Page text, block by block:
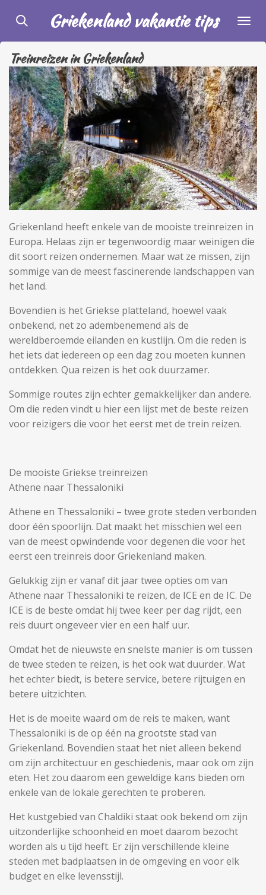
direct
naar
de
hoofdinhoud
Griekenland vakantie tips
Treinreizen in Griekenland
Griekenland heeft enkele van de mooiste treinreizen in
Europa. Helaas zijn er tegenwoordig maar weinigen die
dit soort reizen ondernemen. Maar wat ze missen, zijn
sommige van de meest fascinerende landschappen van
het land.
Bovendien is het Griekse platteland, hoewel vaak
onbekend, net zo adembenemend als de
wereldberoemde eilanden en kustlijn. Om die reden is
het iets dat iedereen op een dag zou moeten kunnen
ontdekken. Qua reizen is het ook duurzamer.
Sommige routes zijn echter gemakkelijker dan andere.
Om die reden vindt u hier een lijst met de beste reizen
voor reizigers die voor het eerst met de trein reizen.
De mooiste Griekse treinreizen
Athene naar Thessaloniki
Athene en Thessaloniki – twee grote steden verbonden
door één spoorlijn. Dat maakt het misschien wel een
van de meest opwindende voor degenen die voor het
eerst een treinreis door Griekenland maken.
Gelukkig zijn er vanaf dit jaar twee opties om van
Athene naar Thessaloniki te reizen, de ICE en de IC. De
ICE is de beste omdat hij twee keer per dag rijdt, een
reis duurt ongeveer vier en een half uur.
Omdat het de nieuwste en snelste manier is om tussen
de twee steden te reizen, is het ook wat duurder. Wat
het echter biedt, is betere service, betere rijtuigen en
betere uitzichten.
Het is de moeite waard om de reis te maken, want
Thessaloniki is de op één na grootste stad van
Griekenland. Bovendien staat het niet alleen bekend
om zijn architectuur en geschiedenis, maar ook om zijn
eten. Het zou daarom een ​​geweldige kans bieden om
enkele van de lokale gerechten te proberen.
Het kustgebied van Chaldiki staat ook bekend om zijn
uitzonderlijke schoonheid en moet daarom bezocht
worden als u tijd heeft. Er zijn verschillende kleine
steden met badplaatsen in de omgeving en voor elk
budget en elke levensstijl.